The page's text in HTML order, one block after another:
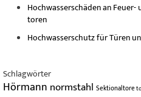
Hochwasserschäden an
toren
Hochwasserschutz für Türen
Schlagwörter
Hörmann normstahl Sektionaltore